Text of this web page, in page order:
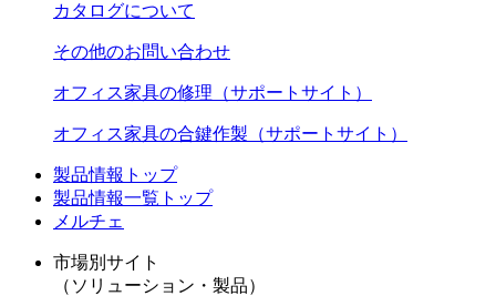
カタログについて
その他のお問い合わせ
オフィス家具の修理（サポートサイト）
オフィス家具の合鍵作製（サポートサイト）
製品情報トップ
製品情報一覧トップ
メルチェ
市場別サイト
（ソリューション・製品）